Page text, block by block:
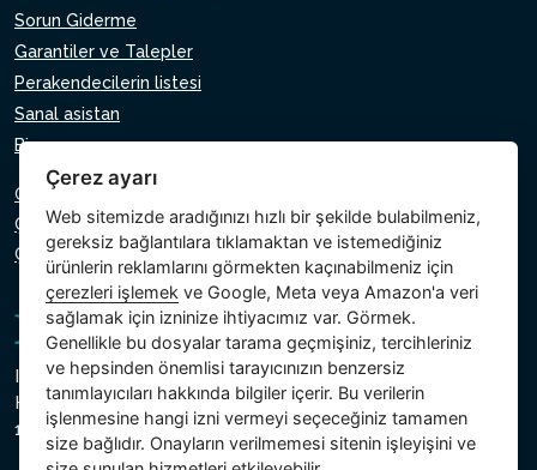
Sorun Giderme
Garantiler ve Talepler
Perakendecilerin listesi
Sanal asistan
Bize yazın
Gizlilik Politikası
Çerez Politikası
Çerezlerin ayarı
Intex Trading, s.r.o.
Hradecká 2526/3
130 00 Prag 3 - Çek Cumhuriyeti
Çerez ayarı
Web sitemizde aradığınızı hızlı bir şekilde bulabilmeniz,
gereksiz bağlantılara tıklamaktan ve istemediğiniz
ürünlerin reklamlarını görmekten kaçınabilmeniz için
çerezleri işlemek ve Google, Meta veya Amazon'a veri
sağlamak için izninize ihtiyacımız var. Görmek.
Genellikle bu dosyalar tarama geçmişiniz, tercihleriniz
ve hepsinden önemlisi tarayıcınızın benzersiz
tanımlayıcıları hakkında bilgiler içerir. Bu verilerin
işlenmesine hangi izni vermeyi seçeceğiniz tamamen
size bağlıdır. Onayların verilmemesi sitenin işleyişini ve